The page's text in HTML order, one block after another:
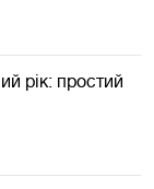
рік: простий